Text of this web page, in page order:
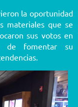
la oportunidad
materiales que se
sus votos en
de fomentar su